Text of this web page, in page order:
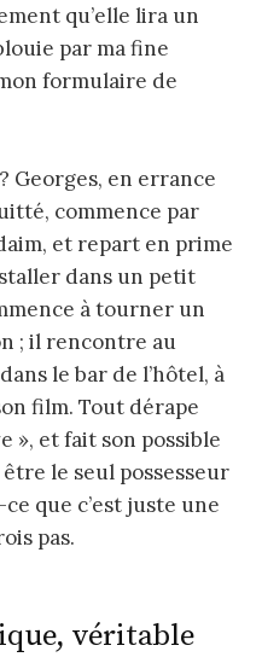
qu’elle lira un
par ma fine
formulaire de
Georges, en errance
commence par
et repart en prime
dans un petit
à tourner un
; il rencontre au
le bar de l’hôtel, à
film. Tout dérape
», et fait son possible
le seul possesseur
que c’est juste une
pas.
véritable